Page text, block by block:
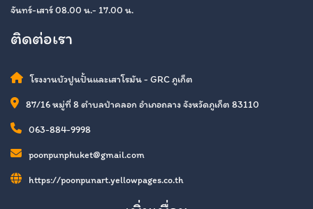
จันทร์-เสาร์ 08.00 น.- 17.00 น.
ติดต่อเรา
โรงงานบัวปูนปั้นและเสาโรมัน - GRC ภูเก็ต
87/16 หมู่ที่ 8 ตำบลป่าคลอก อำเภอถลาง จังหวัดภูเก็ต 83110
063-884-9998
poonpunphuket@gmail.com
https://poonpunart.yellowpages.co.th